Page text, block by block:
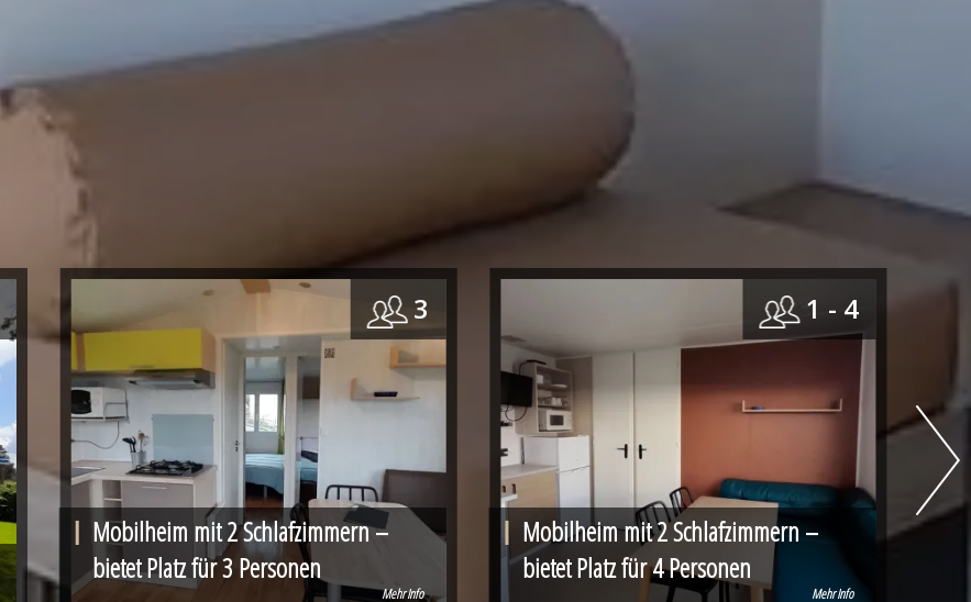
Mobilheim mit 2 Schlafzimmern –
bietet Platz für 3 Personen
Mehr Info
3
Mobilheim mit 2 Schlafzimmern –
bietet Platz für 4 Personen
Mehr Info
1 - 4